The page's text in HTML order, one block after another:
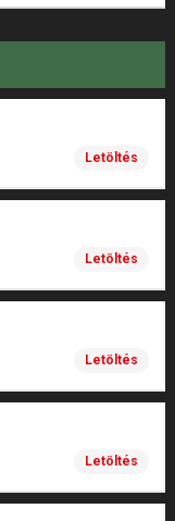
Letöltés
Letöltés
Letöltés
Letöltés